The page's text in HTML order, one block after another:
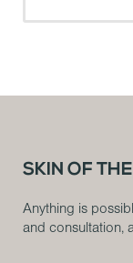
SKIN OF
Anything is
and consultation,